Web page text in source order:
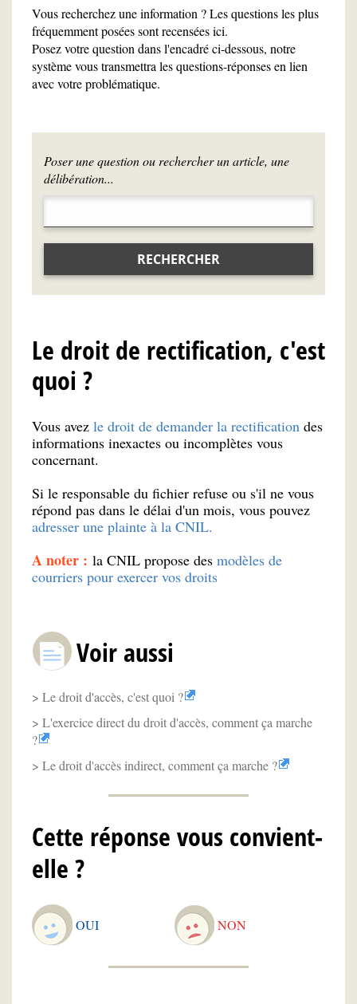
Vous recherchez une information ? Les questions les plus
fréquemment posées sont recensées ici.
Posez votre question dans l'encadré ci-dessous, notre
système vous transmettra les questions-réponses en lien
avec votre problématique.
Poser une question ou rechercher un article, une
délibération...
RECHERCHER
Le droit de rectification, c'est
quoi ?
Vous avez le droit de demander la rectification des
informations inexactes ou incomplètes vous
concernant.
Si le responsable du fichier refuse ou s'il ne vous
répond pas dans le délai d'un mois, vous pouvez
adresser une plainte à la CNIL.
A noter : la CNIL propose des modèles de
courriers pour exercer vos droits
Voir aussi
Le droit d'accès, c'est quoi ?
L'exercice direct du droit d'accès, comment ça marche
?
Le droit d'accès indirect, comment ça marche ?
Cette réponse vous convient-
elle ?
OUI NON